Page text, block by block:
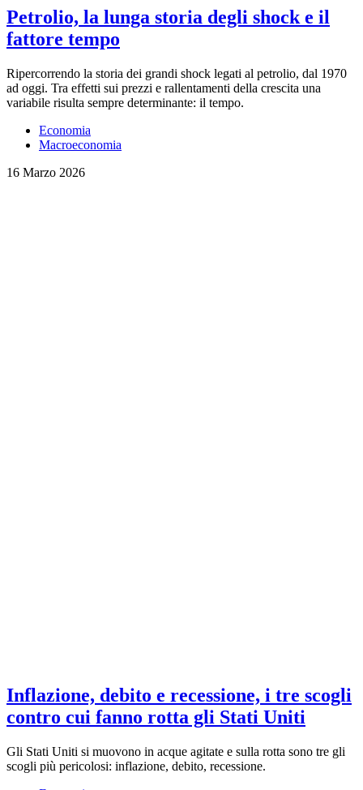
Petrolio, la lunga storia degli shock e il
fattore tempo
Ripercorrendo la storia dei grandi shock legati al petrolio, dal 1970
ad oggi. Tra effetti sui prezzi e rallentamenti della crescita una
variabile risulta sempre determinante: il tempo.
Economia
Macroeconomia
16 Marzo 2026
Inflazione, debito e recessione, i tre scogli
contro cui fanno rotta gli Stati Uniti
Gli Stati Uniti si muovono in acque agitate e sulla rotta sono tre gli
scogli più pericolosi: inflazione, debito, recessione.